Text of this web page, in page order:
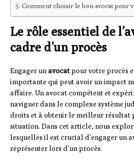
Comment choisir le bon avocat pour
Le rôle essentiel de
cadre d’un procès
Engager unavocatpour votre procès
importante qui peut avoir un impact
affaire. Un avocat compétent et
naviguer dans le complexe système
droits et à obtenir le meilleur résultat
situation. Dans cet article, nous
lesquelles il est crucial d’engager un
représenter lors d’un procès.